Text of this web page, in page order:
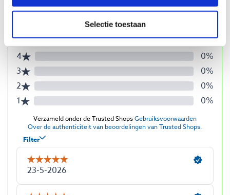
Selectie toestaan